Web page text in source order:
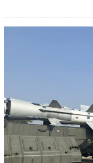
2DM đã hoàn thành